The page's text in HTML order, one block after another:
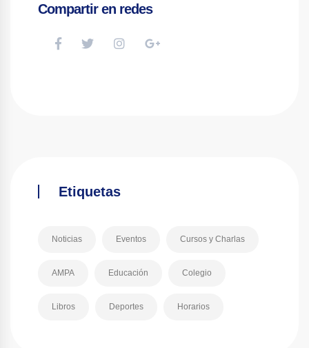
Compartir en redes
Etiquetas
Noticias Eventos Cursos y Charlas
AMPA Educación Colegio
Libros Deportes Horarios